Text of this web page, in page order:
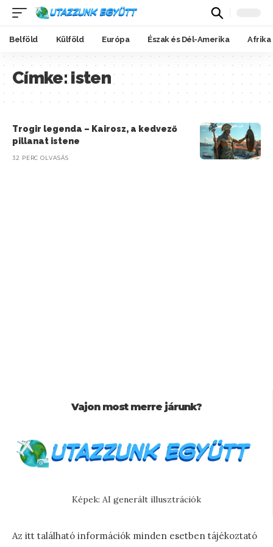
Belföld Külföld Európa Észak és Dél-Amerika Afrika
Címke:isten
Trogir legenda – Kairosz, a kedvező
pillanat istene
32 PERC OLVASÁS
Vajon most merre járunk?
Képek: AI generált illusztrációk
Az itt található információk minden esetben tájékoztató